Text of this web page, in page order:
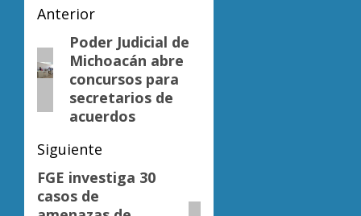
Navegación
de
entradas
Anterior
Entrada
anterior:
Poder Judicial de
Michoacán abre
concursos para
secretarios de
acuerdos
Siguiente
Siguiente
entrada:
FGE investiga 30
casos de